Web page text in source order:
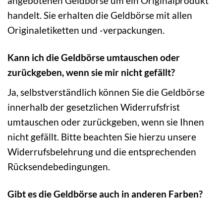
handelt. Sie erhalten die Geldbörse mit allen
Originaletiketten und -verpackungen.
Kann ich die Geldbörse umtauschen oder
zurückgeben, wenn sie mir nicht gefällt?
Ja, selbstverständlich können Sie die Geldbörse
innerhalb der gesetzlichen Widerrufsfrist
umtauschen oder zurückgeben, wenn sie Ihnen
nicht gefällt. Bitte beachten Sie hierzu unsere
Widerrufsbelehrung und die entsprechenden
Rücksendebedingungen.
Gibt es die Geldbörse auch in anderen Farben?